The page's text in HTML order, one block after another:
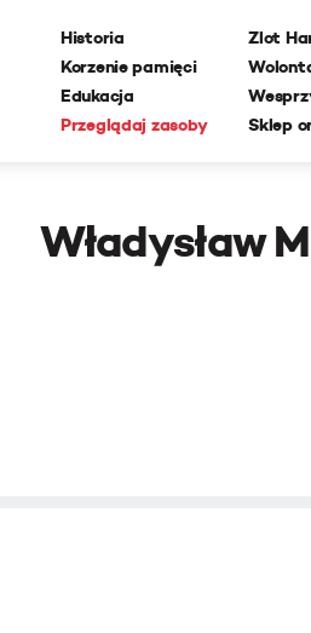
Historia
Korzenie pamięci
Edukacja
Przeglądaj zasoby
Zlot
Sklep
Władysław